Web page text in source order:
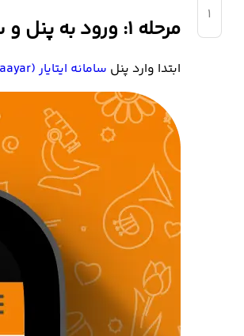
۱ مرحله ۱: ورود به پنل و ساخت برنامه
ابتدا وارد پنل سامانه ایتایار (eitaayar)